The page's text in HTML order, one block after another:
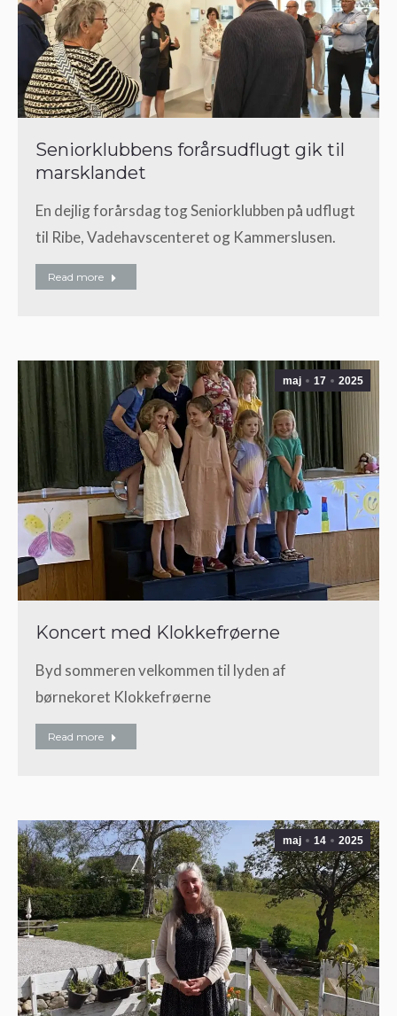
Seniorklubbens forårsudflugt gik til
marsklandet
En dejlig forårsdag tog Seniorklubben på udflugt
til Ribe, Vadehavscenteret og Kammerslusen.
Read more
maj 17 2025
Koncert med Klokkefrøerne
Byd sommeren velkommen til lyden af
børnekoret Klokkefrøerne
Read more
maj 14 2025